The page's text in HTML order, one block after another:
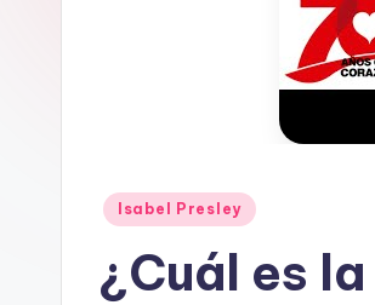
Publicado
Isabel Presley
¿Cuál es